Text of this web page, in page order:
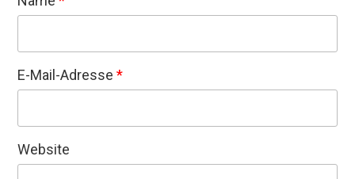
E-Mail-Adresse*
Website